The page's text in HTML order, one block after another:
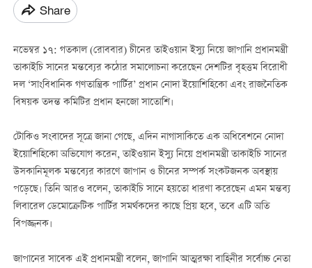
Share
নভেম্বর ১৭: গতকাল (রোববার) চীনের তাইওয়ান ইস্যু নিয়ে জাপানি প্রধানমন্ত্রী
তাকাইচি সানের মন্তব্যের কঠোর সমালোচনা করেছেন দেশটির বৃহত্তম বিরোধী
দল ‘সাংবিধানিক গণতান্ত্রিক পার্টির’ প্রধান নোদা ইয়োশিহিকো এবং রাজনৈতিক
বিষয়ক তদন্ত কমিটির প্রধান হনজো সাতোশি।
টোকিও সংবাদের সূত্রে জানা গেছে, এদিন নাগাসাকিতে এক অধিবেশনে নোদা
ইয়োশিহিকো অভিযোগ করেন, তাইওয়ান ইস্যু নিয়ে প্রধানমন্ত্রী তাকাইচি সানের
উসকানিমূলক মন্তব্যের কারণে জাপান ও চীনের সম্পর্ক সংকটজনক অবস্থায়
পড়েছে। তিনি আরও বলেন, তাকাইচি সানে হয়তো ধারণা করেছেন এমন মন্তব্য
লিবারেল ডেমোক্রেটিক পার্টির সমর্থকদের কাছে প্রিয় হবে, তবে এটি অতি
বিপজ্জনক।
জাপানের সাবেক এই প্রধানমন্ত্রী বলেন, জাপানি আত্মরক্ষা বাহিনীর সর্বোচ্চ নেতা